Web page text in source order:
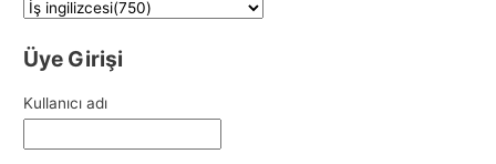
Üye Girişi
Kullanıcı adı